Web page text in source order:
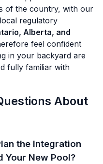
of the country, with our
regulatory
Alberta, and
feel confident
in your backyard are
fully familiar with
About
the Integration
Your New Pool?